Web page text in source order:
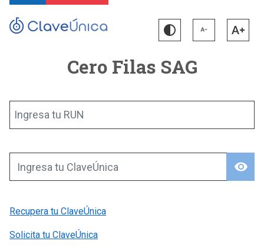
Cero Filas SAG
Ingresa tu RUN
visibility
Ingresa tu ClaveÚnica
Recupera tu ClaveÚnica
Solicita tu ClaveÚnica